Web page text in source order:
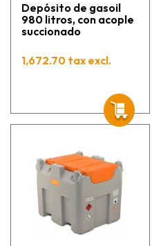
Depósito de gasoil
980 litros, con acople
succionado
1,672.70 tax excl.